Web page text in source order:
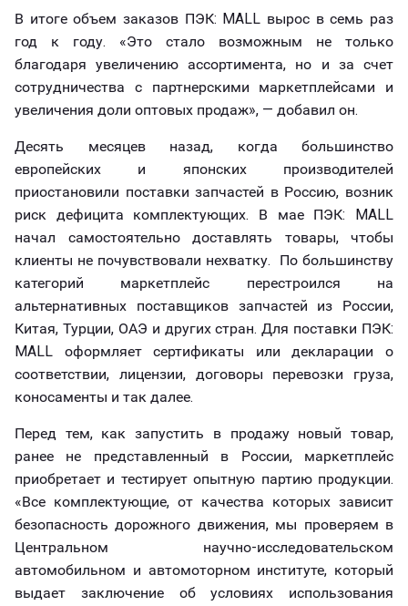
В итоге объем заказов ПЭК: MALL вырос в семь раз
год к году. «Это стало возможным не только
благодаря увеличению ассортимента, но и за счет
сотрудничества с партнерскими маркетплейсами и
увеличения доли оптовых продаж», — добавил он.
Десять месяцев назад, когда большинство
европейских и японских производителей
приостановили поставки запчастей в Россию, возник
риск дефицита комплектующих. В мае ПЭК: MALL
начал самостоятельно доставлять товары, чтобы
клиенты не почувствовали нехватку. По большинству
категорий маркетплейс перестроился на
альтернативных поставщиков запчастей из России,
Китая, Турции, ОАЭ и других стран. Для поставки ПЭК:
MALL оформляет сертификаты или декларации о
соответствии, лицензии, договоры перевозки груза,
коносаменты и так далее.
Перед тем, как запустить в продажу новый товар,
ранее не представленный в России, маркетплейс
приобретает и тестирует опытную партию продукции.
«Все комплектующие, от качества которых зависит
безопасность дорожного движения, мы проверяем в
Центральном научно-исследовательском
автомобильном и автомоторном институте, который
выдает заключение об условиях использования